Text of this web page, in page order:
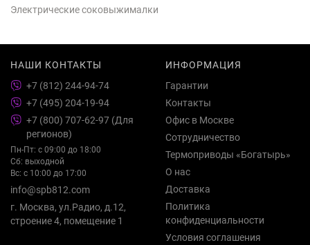
Электрические соковыжималки
НАШИ КОНТАКТЫ
+7 (812) 244-94-74
+7 (495) 204-19-94
+7 (800) 707-62-97 (Для
регионов)
Пн-Пт: с 09:00 до 18:00
Сб: выходной
Вс: с 10:00 до 17:00
info@spb812.com
г. Москва, ул.Радио, д.12,
строение 4, помещение 1
ИНФОРМАЦИЯ
Гарантии
Контакты
Офис в Москве
Сотрудничество
Термоприводы «Богатырь»
О нас
Доставка
Политика
конфиденциальности
Условия соглашения